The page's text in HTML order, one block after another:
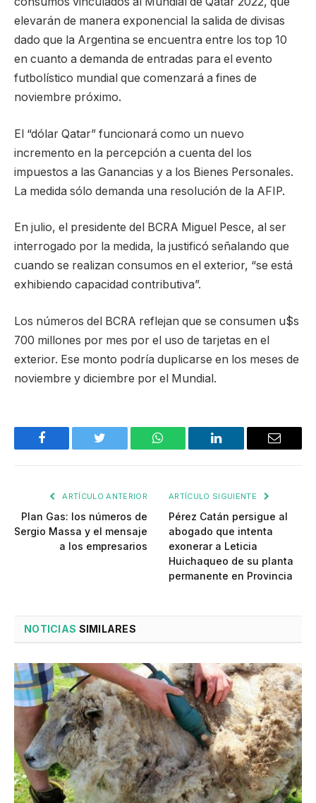
elevarán de manera exponencial la salida de divisas
dado que la Argentina se encuentra entre los top 10
en cuanto a demanda de entradas para el evento
futbolístico mundial que comenzará a fines de
noviembre próximo.
El “dólar Qatar” funcionará como un nuevo
incremento en la percepción a cuenta del los
impuestos a las Ganancias y a los Bienes Personales.
La medida sólo demanda una resolución de la AFIP.
En julio, el presidente del BCRA Miguel Pesce, al ser
interrogado por la medida, la justificó señalando que
cuando se realizan consumos en el exterior, “se está
exhibiendo capacidad contributiva”.
Los números del BCRA reflejan que se consumen u$s
700 millones por mes por el uso de tarjetas en el
exterior. Ese monto podría duplicarse en los meses de
noviembre y diciembre por el Mundial.
Facebook Twitter WhatsApp LinkedIn Email
ARTÍCULO ANTERIOR
Plan Gas: los números de
Sergio Massa y el mensaje
a los empresarios
ARTÍCULO SIGUIENTE
Pérez Catán persigue al
abogado que intenta
exonerar a Leticia
Huichaqueo de su planta
permanente en Provincia
NOTICIAS SIMILARES